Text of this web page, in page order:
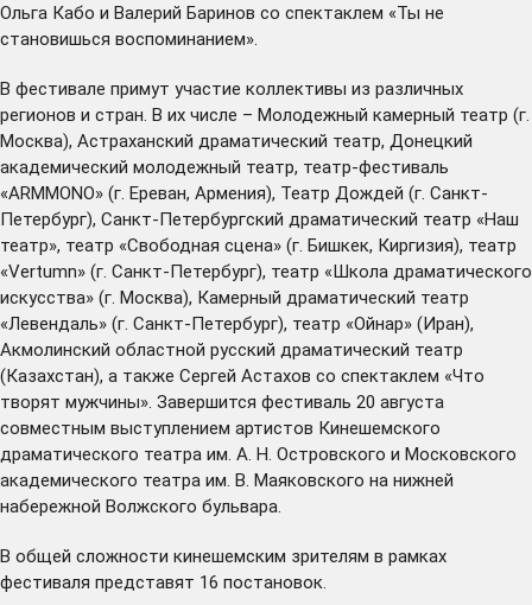
Ольга Кабо и Валерий Баринов со спектаклем «Ты не
становишься воспоминанием».
В фестивале примут участие коллективы из различных
регионов и стран. В их числе – Молодежный камерный театр (г.
Москва), Астраханский драматический театр, Донецкий
академический молодежный театр, театр-фестиваль
«ARMMONO» (г. Ереван, Армения), Театр Дождей (г. Санкт-
Петербург), Санкт-Петербургский драматический театр «Наш
театр», театр «Свободная сцена» (г. Бишкек, Киргизия), театр
«Vertumn» (г. Санкт-Петербург), театр «Школа драматического
искусства» (г. Москва), Камерный драматический театр
«Левендаль» (г. Санкт-Петербург), театр «Ойнар» (Иран),
Акмолинский областной русский драматический театр
(Казахстан), а также Сергей Астахов со спектаклем «Что
творят мужчины». Завершится фестиваль 20 августа
совместным выступлением артистов Кинешемского
драматического театра им. А. Н. Островского и Московского
академического театра им. В. Маяковского на нижней
набережной Волжского бульвара.
В общей сложности кинешемским зрителям в рамках
фестиваля представят 16 постановок.